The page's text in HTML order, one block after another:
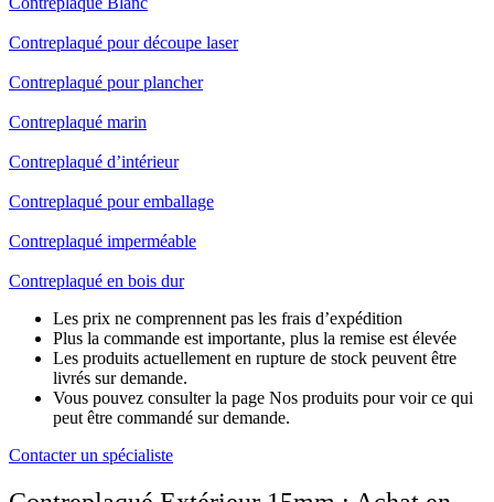
Contreplaqué pour découpe laser
Contreplaqué pour plancher
Contreplaqué marin
Contreplaqué d’intérieur
Contreplaqué pour emballage
Contreplaqué imperméable
Contreplaqué en bois dur
Les prix ne comprennent pas les frais d’expédition
Plus la commande est importante, plus la remise est élevée
Les produits actuellement en rupture de stock peuvent être
livrés sur demande.
Vous pouvez consulter la page Nos produits pour voir ce qui
peut être commandé sur demande.
Contacter un spécialiste